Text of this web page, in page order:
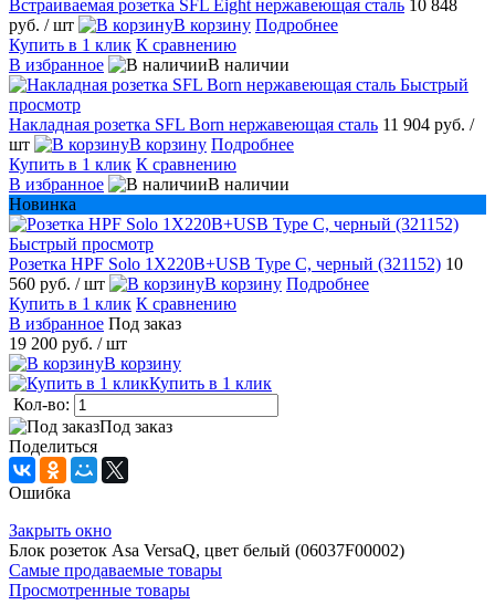
Встраиваемая розетка SFL Eight нержавеющая сталь 10 848
руб. / шт В корзину Подробнее
Купить в 1 клик К сравнению
В избранное
В наличии
Быстрый
просмотр
Накладная розетка SFL Born нержавеющая сталь 11 904 руб. /
шт
В корзину Подробнее
Купить в 1 клик К сравнению
В избранное
В наличии
Новинка
Быстрый просмотр
Розетка HPF Solo 1Х220B+USB Type C, черный (321152) 10
560 руб. / шт В корзину Подробнее
Купить в 1 клик К сравнению
В избранное Под заказ
19 200 руб. / шт
В корзину
Купить в 1 клик
Кол-во:
Под заказ
Поделиться
Ошибка
Закрыть окно
Блок розеток Asa VersaQ, цвет белый (06037F00002)
Самые продаваемые товары
Просмотренные товары